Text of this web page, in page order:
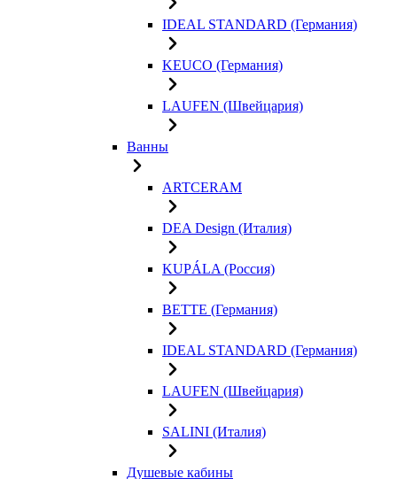
IDEAL STANDARD (Германия)
KEUCO (Германия)
LAUFEN (Швейцария)
Ванны
ARTCERAM
DEA Design (Италия)
KUPÁLA (Россия)
BETTE (Германия)
IDEAL STANDARD (Германия)
LAUFEN (Швейцария)
SALINI (Италия)
Душевые кабины